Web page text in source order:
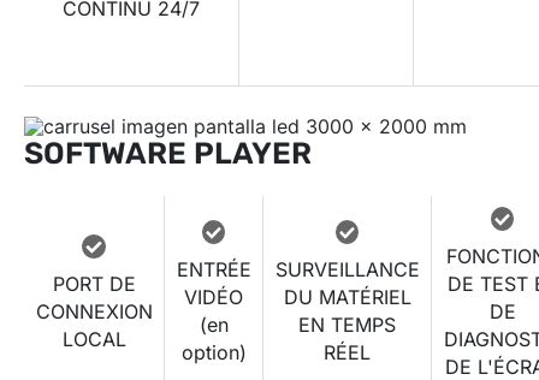
CONTINU 24/7
SOFTWARE PLAYER
PORT DE
CONNEXION
LOCAL
ENTRÉE
VIDÉO
(en
option)
SURVEILLANCE
DU MATÉRIEL
EN TEMPS
RÉEL
DE TEST
DE
DE